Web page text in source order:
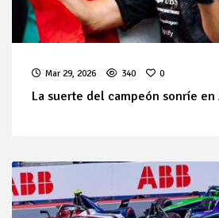
Mar 29, 2026 340 0
La suerte del campeón sonríe